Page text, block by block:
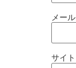
メール
サイト